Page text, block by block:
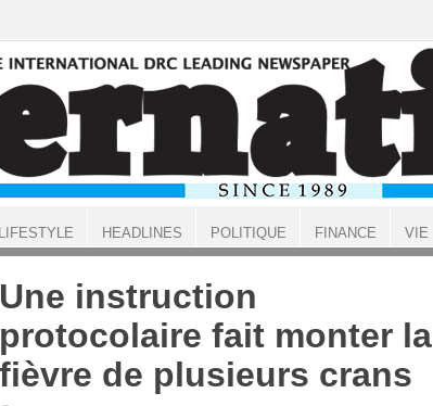
Une instruction
protocolaire fait monter la
fièvre de plusieurs crans
LIFESTYLE HEADLINES POLITIQUE FINANCE VIE